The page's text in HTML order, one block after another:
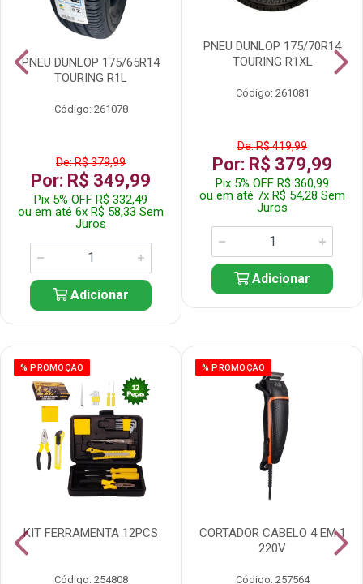
PNEU DUNLOP 175/65R14
TOURING R1L
Código: 261078
De: R$ 379,99
Por: R$ 349,99
Pix 5% OFF R$ 332,49
ou em até 6x R$ 58,33 Sem
Juros
Adicionar
PNEU DUNLOP 175/70R14
TOURING R1XL
Código: 261081
De: R$ 419,99
Por: R$ 379,99
Pix 5% OFF R$ 360,99
ou em até 7x R$ 54,28 Sem
Juros
Adicionar
% PROMOÇÃO
KIT FERRAMENTA 12PCS
Código: 254808
% PROMOÇÃO
CORTADOR CABELO 4 EM 1
220V
Código: 257564